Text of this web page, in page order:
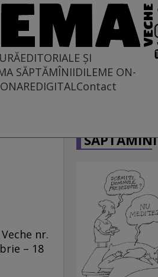
EDITORIALE ȘI
SĂPTĂMÎNIIDILEME ON-
DIGITALContact
nr.
– 18